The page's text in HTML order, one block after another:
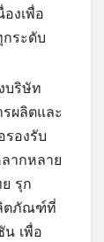
งเพื่อ
ระดับ
บริษัท
ผลิตและ
รองรับ
ากหลาย
รุก
ตภัณฑ์ที่
เพื่อ